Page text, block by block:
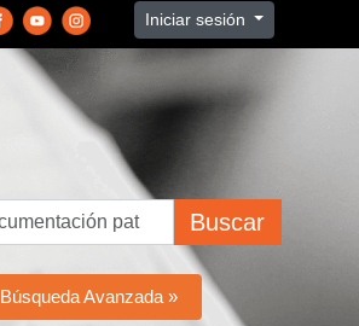
Iniciar sesión
Buscar
Búsqueda Avanzada »